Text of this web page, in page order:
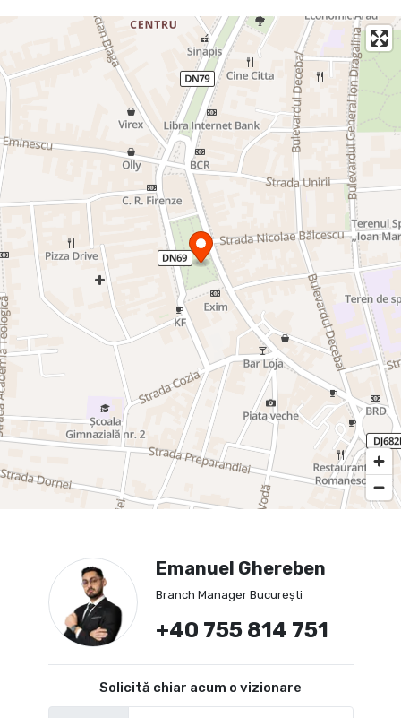
Emanuel Ghereben
Branch Manager București
+40 755 814 751
Solicită chiar acum o vizionare